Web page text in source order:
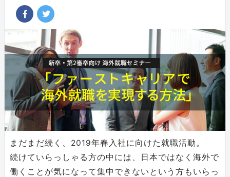
まだまだ続く、2019年春入社に向けた就職活動。
続けていらっしゃる方の中には、日本ではなく海外で
働くことが気になって集中できないという方もいらっ